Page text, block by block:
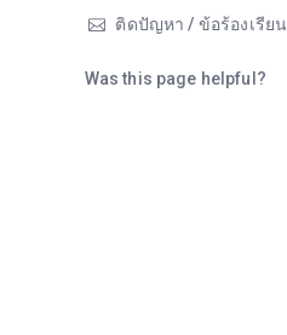
ติดปัญหา / ข้อร้องเรียน
Was this page helpful?